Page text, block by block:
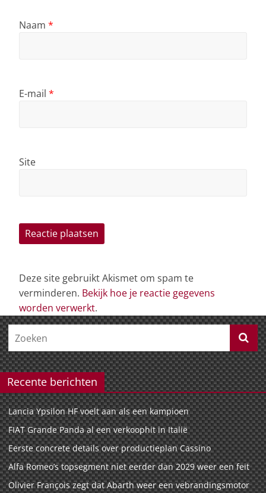
Naam *
E-mail *
Site
Deze site gebruikt Akismet om spam te
verminderen. Bekijk hoe je reactie gegevens
worden verwerkt.
Recente berichten
Lancia Ypsilon HF voelt aan als een kampioen
FIAT Grande Panda al een verkoophit in Italië
Eerste concrete details over productieplan Cassino
Alfa Romeo’s topsegment niet eerder dan 2029 weer een feit
Olivier François zegt dat Abarth weer een vebrandingsmotor